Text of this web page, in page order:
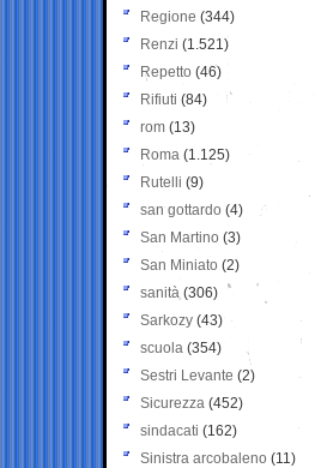
Regione (344)
Renzi (1.521)
Repetto (46)
Rifiuti (84)
rom (13)
Roma (1.125)
Rutelli (9)
san gottardo (4)
San Martino (3)
San Miniato (2)
sanità (306)
Sarkozy (43)
scuola (354)
Sestri Levante (2)
Sicurezza (452)
sindacati (162)
Sinistra arcobaleno (11)